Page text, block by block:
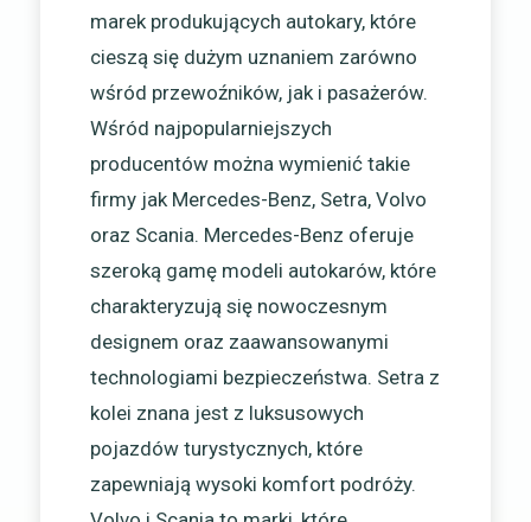
marek produkujących autokary, które
cieszą się dużym uznaniem zarówno
wśród przewoźników, jak i pasażerów.
Wśród najpopularniejszych
producentów można wymienić takie
firmy jak Mercedes-Benz, Setra, Volvo
oraz Scania. Mercedes-Benz oferuje
szeroką gamę modeli autokarów, które
charakteryzują się nowoczesnym
designem oraz zaawansowanymi
technologiami bezpieczeństwa. Setra z
kolei znana jest z luksusowych
pojazdów turystycznych, które
zapewniają wysoki komfort podróży.